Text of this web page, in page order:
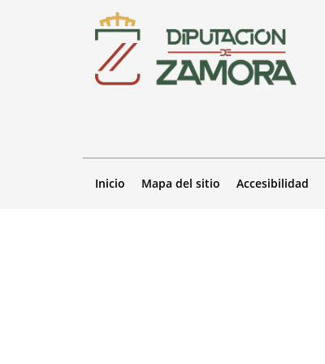
Inicio Mapa del sitio Accesibilidad